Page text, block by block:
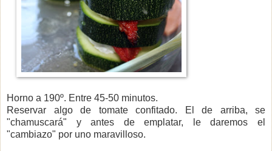
Horno a 190º. Entre 45-50 minutos.
Reservar algo de tomate confitado. El de arriba, se
"chamuscará" y antes de emplatar, le daremos el
"cambiazo" por uno maravilloso.